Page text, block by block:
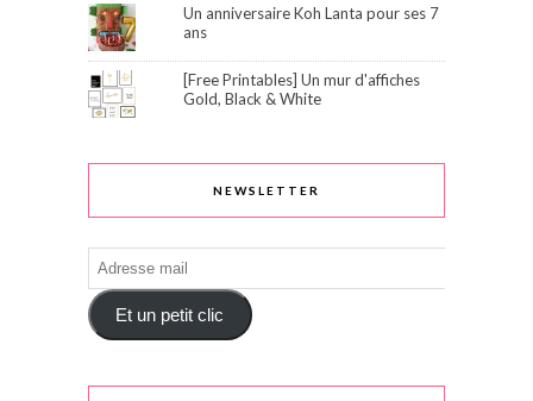
Un anniversaire Koh Lanta pour ses 7
ans
[Free Printables] Un mur d'affiches
Gold, Black & White
NEWSLETTER
Adresse
mail
Et un petit clic